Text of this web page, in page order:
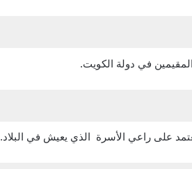
المقيمين في دولة الكويت.
على راعي الأسرة الذي يعيش في البلاد.